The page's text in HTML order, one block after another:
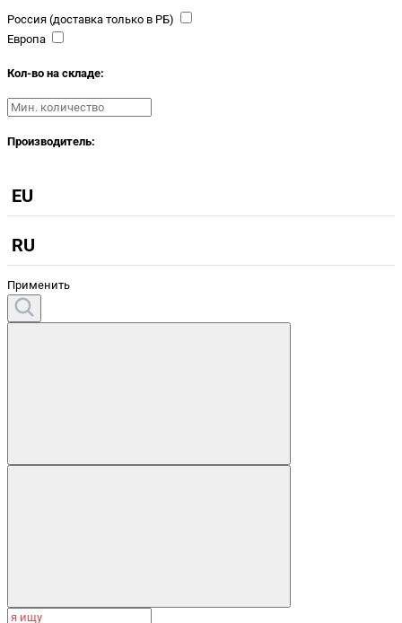
Россия (доставка только в РБ)
Европа
Кол-во на складе:
Производитель:
EU
RU
Применить